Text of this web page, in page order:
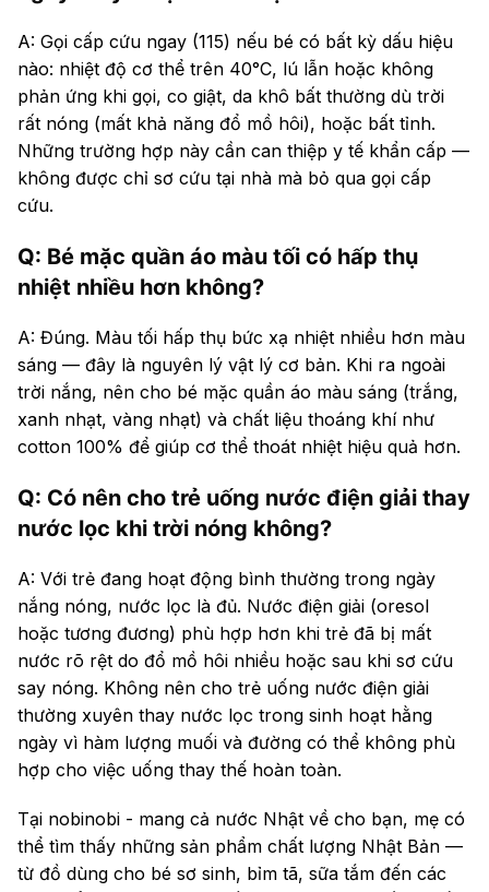
A: Gọi cấp cứu ngay (115) nếu bé có bất kỳ dấu hiệu
nào: nhiệt độ cơ thể trên 40°C, lú lẫn hoặc không
phản ứng khi gọi, co giật, da khô bất thường dù trời
rất nóng (mất khả năng đổ mồ hôi), hoặc bất tỉnh.
Những trường hợp này cần can thiệp y tế khẩn cấp —
không được chỉ sơ cứu tại nhà mà bỏ qua gọi cấp
cứu.
Q: Bé mặc quần áo màu tối có hấp thụ
nhiệt nhiều hơn không?
A: Đúng. Màu tối hấp thụ bức xạ nhiệt nhiều hơn màu
sáng — đây là nguyên lý vật lý cơ bản. Khi ra ngoài
trời nắng, nên cho bé mặc quần áo màu sáng (trắng,
xanh nhạt, vàng nhạt) và chất liệu thoáng khí như
cotton 100% để giúp cơ thể thoát nhiệt hiệu quả hơn.
Q: Có nên cho trẻ uống nước điện giải thay
nước lọc khi trời nóng không?
A: Với trẻ đang hoạt động bình thường trong ngày
nắng nóng, nước lọc là đủ. Nước điện giải (oresol
hoặc tương đương) phù hợp hơn khi trẻ đã bị mất
nước rõ rệt do đổ mồ hôi nhiều hoặc sau khi sơ cứu
say nóng. Không nên cho trẻ uống nước điện giải
thường xuyên thay nước lọc trong sinh hoạt hằng
ngày vì hàm lượng muối và đường có thể không phù
hợp cho việc uống thay thế hoàn toàn.
Tại nobinobi - mang cả nước Nhật về cho bạn, mẹ có
thể tìm thấy những sản phẩm chất lượng Nhật Bản —
từ đồ dùng cho bé sơ sinh, bỉm tã, sữa tắm đến các